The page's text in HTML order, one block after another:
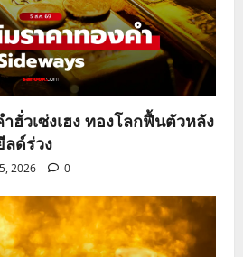
ฮั่วเซ่งเฮง ทองโลกฟื้นตัวหลัง
ด์ร่วง
2026 0